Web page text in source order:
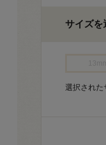
サイズを
選択された